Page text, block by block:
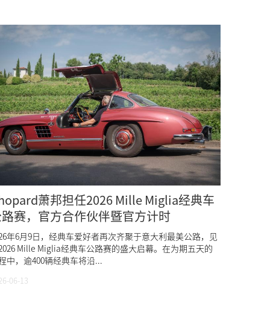
萧邦担任2026 Mille Miglia经典车
赛，官方合作伙伴暨官方计时
年6月9日，经典车爱好者再次齐聚于意大利最美公路，见
Mille Miglia经典车公路赛的盛大启幕。在为期五天的
中，逾400辆经典车将沿...
06-13